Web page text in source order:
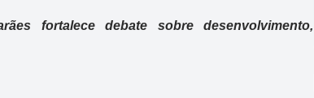
fortalece debate sobre desenvolvimento,